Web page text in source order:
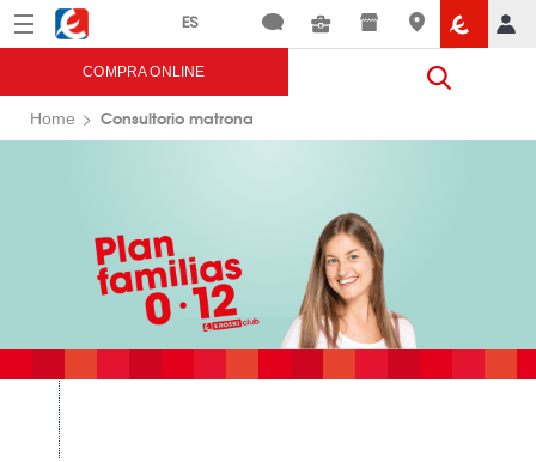
Menú Eroski
COMPRA ONLINE
Home Consultorio matrona